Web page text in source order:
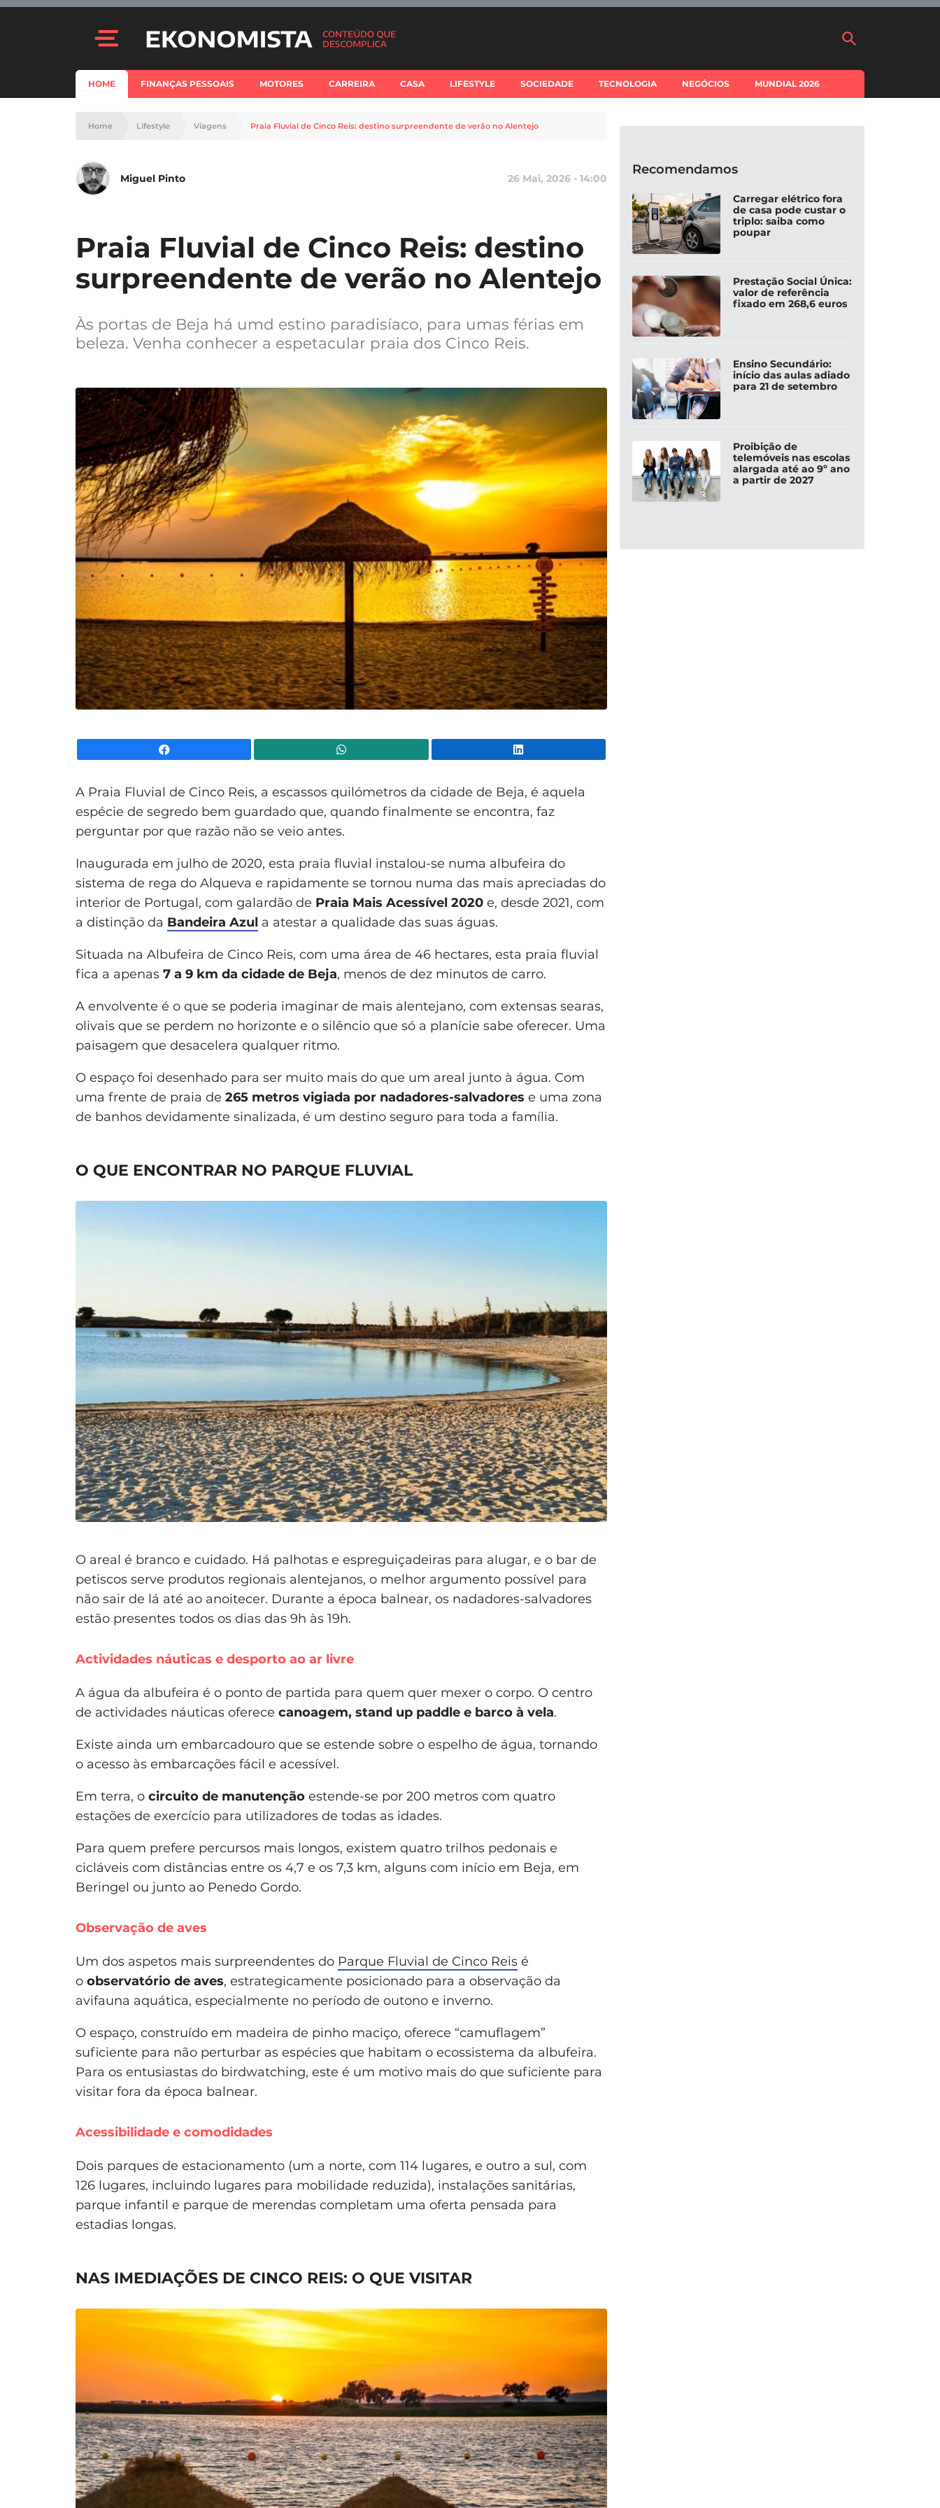
HOME FINANÇAS PESSOAIS MOTORES CARREIRA CASA LIFESTYLE SOCIEDADE TECNOLOGIA NEGÓCIOS MUNDIAL 2026
Home Lifestyle Viagens Praia Fluvial de Cinco Reis: destino surpreendente de verão no Alentejo
Miguel Pinto 26 Mai, 2026 - 14:00
Praia Fluvial de Cinco Reis: destino
surpreendente de verão no Alentejo
Às portas de Beja há umd estino paradisíaco, para umas férias em
beleza. Venha conhecer a espetacular praia dos Cinco Reis.
A Praia Fluvial de Cinco Reis, a escassos quilómetros da cidade de Beja, é aquela
espécie de segredo bem guardado que, quando finalmente se encontra, faz
perguntar por que razão não se veio antes.
Inaugurada em julho de 2020, esta praia fluvial instalou-se numa albufeira do
sistema de rega do Alqueva e rapidamente se tornou numa das mais apreciadas do
interior de Portugal, com galardão de Praia Mais Acessível 2020 e, desde 2021, com
a distinção da Bandeira Azul a atestar a qualidade das suas águas.
Situada na Albufeira de Cinco Reis, com uma área de 46 hectares, esta praia fluvial
fica a apenas 7 a 9 km da cidade de Beja, menos de dez minutos de carro.
A envolvente é o que se poderia imaginar de mais alentejano, com extensas searas,
olivais que se perdem no horizonte e o silêncio que só a planície sabe oferecer. Uma
paisagem que desacelera qualquer ritmo.
O espaço foi desenhado para ser muito mais do que um areal junto à água. Com
uma frente de praia de 265 metros vigiada por nadadores-salvadores e uma zona
de banhos devidamente sinalizada, é um destino seguro para toda a família.
O QUE ENCONTRAR NO PARQUE FLUVIAL
O areal é branco e cuidado. Há palhotas e espreguiçadeiras para alugar, e o bar de
petiscos serve produtos regionais alentejanos, o melhor argumento possível para
não sair de lá até ao anoitecer. Durante a época balnear, os nadadores-salvadores
estão presentes todos os dias das 9h às 19h.
Actividades náuticas e desporto ao ar livre
A água da albufeira é o ponto de partida para quem quer mexer o corpo. O centro
de actividades náuticas oferece canoagem, stand up paddle e barco à vela.
Existe ainda um embarcadouro que se estende sobre o espelho de água, tornando
o acesso às embarcações fácil e acessível.
Em terra, o circuito de manutenção estende-se por 200 metros com quatro
estações de exercício para utilizadores de todas as idades.
Para quem prefere percursos mais longos, existem quatro trilhos pedonais e
cicláveis com distâncias entre os 4,7 e os 7,3 km, alguns com início em Beja, em
Beringel ou junto ao Penedo Gordo.
Observação de aves
Um dos aspetos mais surpreendentes do Parque Fluvial de Cinco Reis é
o observatório de aves, estrategicamente posicionado para a observação da
avifauna aquática, especialmente no período de outono e inverno.
O espaço, construído em madeira de pinho maciço, oferece “camuflagem”
suficiente para não perturbar as espécies que habitam o ecossistema da albufeira.
Para os entusiastas do birdwatching, este é um motivo mais do que suficiente para
visitar fora da época balnear.
Acessibilidade e comodidades
Dois parques de estacionamento (um a norte, com 114 lugares, e outro a sul, com
126 lugares, incluindo lugares para mobilidade reduzida), instalações sanitárias,
parque infantil e parque de merendas completam uma oferta pensada para
estadias longas.
NAS IMEDIAÇÕES DE CINCO REIS: O QUE VISITAR
Recomendamos
Carregar elétrico fora
de casa pode custar o
triplo: saiba como
poupar
Prestação Social Única:
valor de referência
fixado em 268,6 euros
Ensino Secundário:
início das aulas adiado
para 21 de setembro
Proibição de
telemóveis nas escolas
alargada até ao 9º ano
a partir de 2027